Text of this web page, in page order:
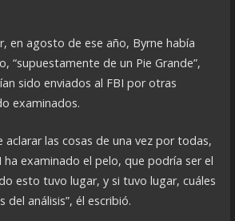
en agosto de ese año, Byrne había
“supuestamente de un Pie Grande”,
sido enviados al FBI por otras
examinados.
aclarar las cosas de una vez por todas,
ha examinado el pelo, que podría ser el
esto tuvo lugar, y si tuvo lugar, cuáles
análisis”, él escribió.